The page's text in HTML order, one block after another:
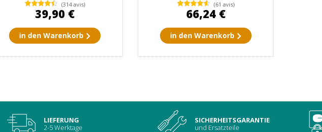
(314 avis)
39,90 €
in den Warenkorb
(61 avis)
66,24 €
in den Warenkorb
LIEFERUNG
2-5 Werktage
SICHERHEITSGARANTIE
und Ersatzteile